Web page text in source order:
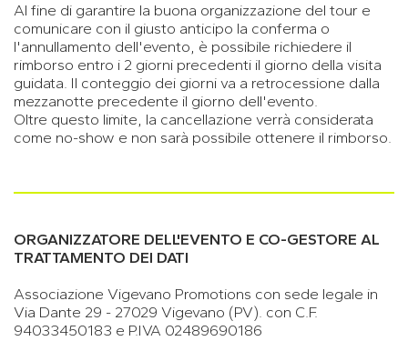
Al fine di garantire la buona organizzazione del tour e
comunicare con il giusto anticipo la conferma o
l'annullamento dell'evento, è possibile richiedere il
rimborso entro i 2 giorni precedenti il giorno della visita
guidata. Il conteggio dei giorni va a retrocessione dalla
mezzanotte precedente il giorno dell'evento.
Oltre questo limite, la cancellazione verrà considerata
come no-show e non sarà possibile ottenere il rimborso.
ORGANIZZATORE DELL'EVENTO E CO-GESTORE AL
TRATTAMENTO DEI DATI
Associazione Vigevano Promotions con sede legale in
Via Dante 29 - 27029 Vigevano (PV). con C.F.
94033450183 e P.IVA 02489690186